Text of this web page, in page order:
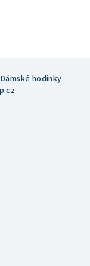
Dámské hodinky